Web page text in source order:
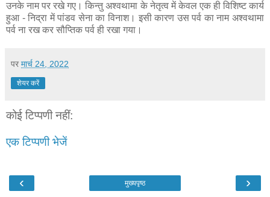
उनके नाम पर रखे गए। किन्तु अश्वथामा के नेतृत्व में केवल एक ही विशिष्ट कार्य
हुआ - निद्रा में पांडव सेना का विनाश। इसी कारण उस पर्व का नाम अश्वथामा
पर्व ना रख कर सौप्तिक पर्व ही रखा गया।
पर मार्च 24, 2022
शेयर करें
कोई टिप्पणी नहीं:
एक टिप्पणी भेजें
‹ ›
मुख्यपृष्ठ